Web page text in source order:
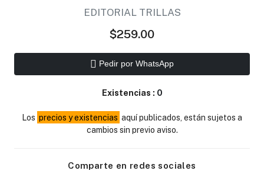
EDITORIAL TRILLAS
$259.00
Pedir por WhatsApp
Existencias : 0
Los precios y existencias aquí publicados, están sujetos a
cambios sin previo aviso.
Comparte en redes sociales